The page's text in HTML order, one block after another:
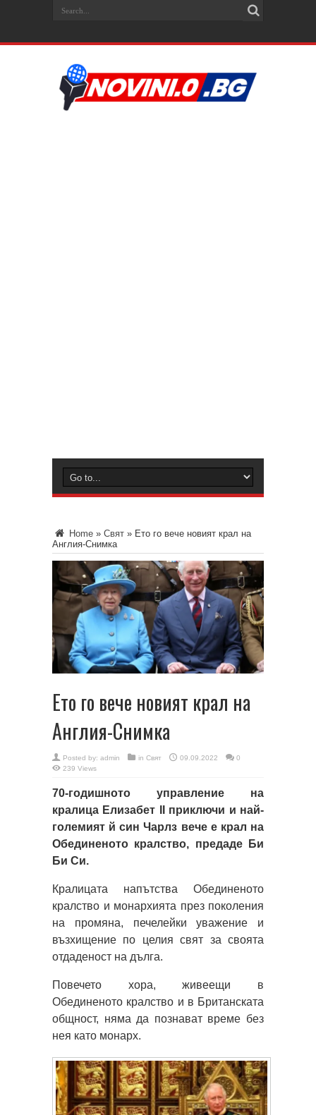
Home » Свят » Ето го вече новият крал на
Англия-Снимка
Ето го вече новият крал на
Англия-Снимка
Posted by: admin in Свят 09.09.2022
0
239 Views
70-годишното управление на
кралица Елизабет II приключи и най-
големият й син Чарлз вече е крал на
Обединеното кралство, предаде Би
Би Си.
Кралицата напътства Обединеното
кралство и монархията през поколения
на промяна, печелейки уважение и
възхищение по целия свят за своята
отдаденост на дълга.
Повечето хора, живеещи в
Обединеното кралство и в Британската
общност, няма да познават време без
нея като монарх.